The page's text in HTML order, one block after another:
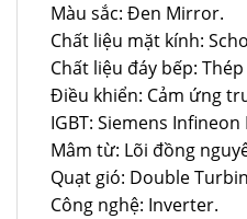
Màu sắc: Đen Mirror.
Chất liệu mặt kính:
Chất liệu đáy bếp:
Điều khiển: Cảm ứng
IGBT: Siemens
Mâm từ: Lõi đồng
Quạt gió: Double
Công nghệ: Inverter.